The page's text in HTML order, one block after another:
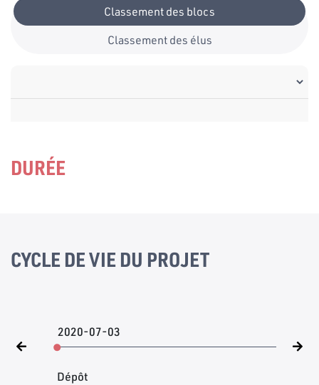
Classement des blocs
Classement des élus
DURÉE
CYCLE DE VIE DU PROJET
2020-07-03
Dépôt